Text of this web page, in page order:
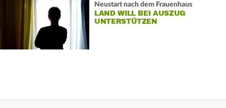
Neustart nach dem Frauenhaus
LAND WILL BEI AUSZUG
UNTERSTÜTZEN